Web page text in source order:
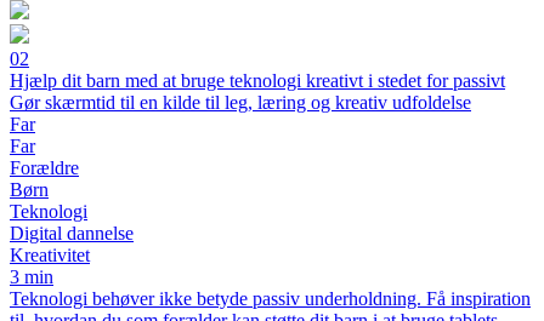
02
Hjælp dit barn med at bruge teknologi kreativt i stedet for passivt
Gør skærmtid til en kilde til leg, læring og kreativ udfoldelse
Far
Far
Forældre
Børn
Teknologi
Digital dannelse
Kreativitet
3 min
Teknologi behøver ikke betyde passiv underholdning. Få inspiration